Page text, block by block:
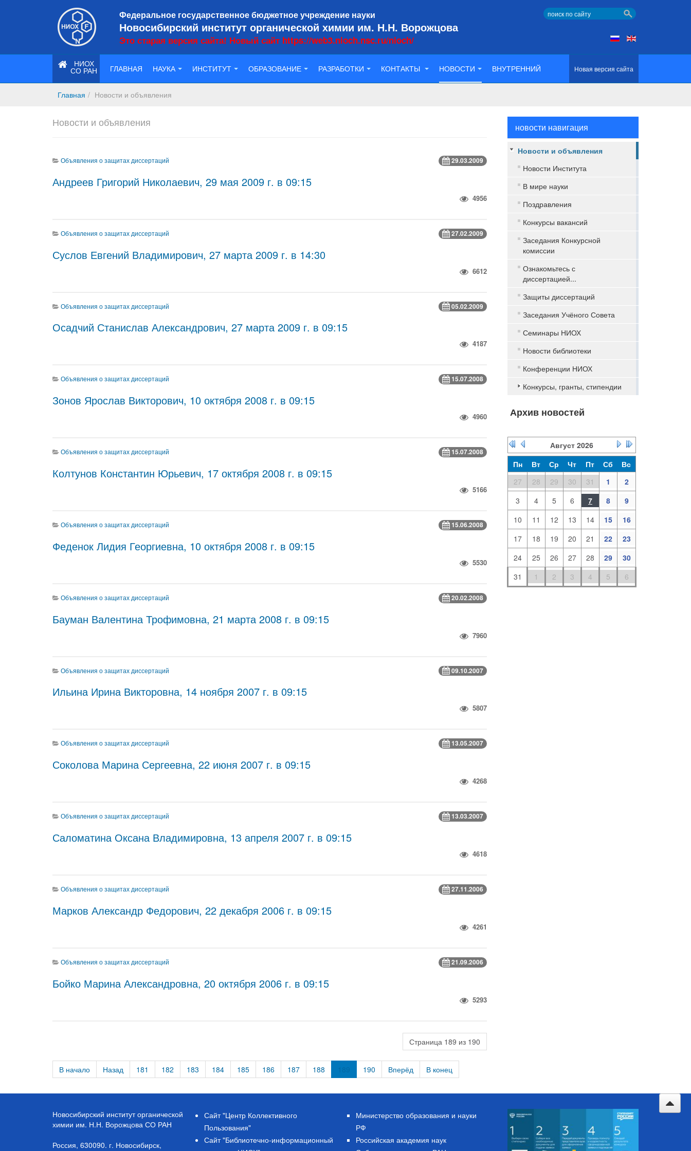
Федеральное государственное бюджетное учреждение науки
Новосибирский институт органической химии им. Н.Н. Ворожцова
Это старая версия сайта! Новый сайт https://web3.nioch.nsc.ru/nioch/
НИОХ
СО РАН Новая версия сайта
ГЛАВНАЯ НАУКА ИНСТИТУТ ОБРАЗОВАНИЕ РАЗРАБОТКИ КОНТАКТЫ НОВОСТИ ВНУТРЕННИЙ
Главная Новости и объявления
Новости и объявления
29.03.2009
Объявления о защитах диссертаций
Андреев Григорий Николаевич, 29 мая 2009 г. в 09:15
4956
27.02.2009
Объявления о защитах диссертаций
Суслов Евгений Владимирович, 27 марта 2009 г. в 14:30
6612
05.02.2009
Объявления о защитах диссертаций
Осадчий Станислав Александрович, 27 марта 2009 г. в 09:15
4187
15.07.2008
Объявления о защитах диссертаций
Зонов Ярослав Викторович, 10 октября 2008 г. в 09:15
4960
15.07.2008
Объявления о защитах диссертаций
Колтунов Константин Юрьевич, 17 октября 2008 г. в 09:15
5166
15.06.2008
Объявления о защитах диссертаций
Феденок Лидия Георгиевна, 10 октября 2008 г. в 09:15
5530
20.02.2008
Объявления о защитах диссертаций
Бауман Валентина Трофимовна, 21 марта 2008 г. в 09:15
7960
09.10.2007
Объявления о защитах диссертаций
Ильина Ирина Викторовна, 14 ноября 2007 г. в 09:15
5807
13.05.2007
Объявления о защитах диссертаций
Соколова Марина Сергеевна, 22 июня 2007 г. в 09:15
4268
13.03.2007
Объявления о защитах диссертаций
Саломатина Оксана Владимировна, 13 апреля 2007 г. в 09:15
4618
27.11.2006
Объявления о защитах диссертаций
Марков Александр Федорович, 22 декабря 2006 г. в 09:15
4261
21.09.2006
Объявления о защитах диссертаций
Бойко Марина Александровна, 20 октября 2006 г. в 09:15
5293
Страница 189 из 190
В начало Назад 181 182 183 184 185 186 187 188 189 190 Вперёд В конец
новости навигация
Новости и объявления
Новости Института
В мире науки
Поздравления
Конкурсы вакансий
Заседания Конкурсной
комиссии
Ознакомьтесь с
диссертацией...
Защиты диссертаций
Заседания Учёного Совета
Семинары НИОХ
Новости библиотеки
Конференции НИОХ
Конкурсы, гранты, стипендии
Архив новостей
Август 2026
Пн
Вт Ср Чт Пт Сб
Вс
27
28 29 30 31 1
2
3
4 5 6 7 8
9
10
11 12 13 14 15
16
17
18 19 20 21 22
23
24
25 26 27 28 29
30
31
1 2 3 4 5 6
Новосибирский институт органической
химии им. Н.Н. Ворожцова СО РАН
Россия, 630090. г. Новосибирск,
Сайт "Центр Коллективного
Пользования"
Сайт "Библиотечно-информационный
Министерство образования и науки
РФ
Российская академия наук